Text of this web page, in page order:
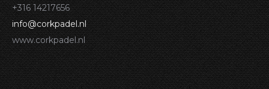
+316 14217656
info@corkpadel.nl
www.corkpadel.nl